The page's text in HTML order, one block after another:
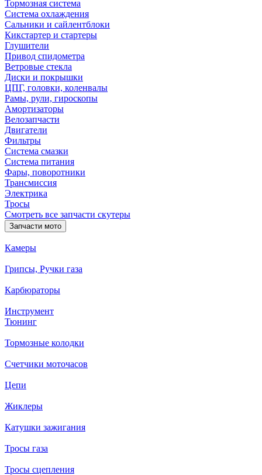
Тормозная система
Система охлаждения
Сальники и сайлентблоки
Кикстартер и стартеры
Глушители
Привод спидометра
Ветровые стекла
Диски и покрышки
ЦПГ, головки, коленвалы
Рамы, рули, гироскопы
Амортизаторы
Велозапчасти
Двигатели
Фильтры
Система смазки
Система питания
Фары, поворотники
Трансмиссия
Электрика
Тросы
Смотреть все запчасти скутеры
Запчасти мото
Камеры
Грипсы, Ручки газа
Карбюраторы
Инструмент
Тюнинг
Тормозные колодки
Счетчики моточасов
Цепи
Жиклеры
Катушки зажигания
Тросы газа
Тросы сцепления